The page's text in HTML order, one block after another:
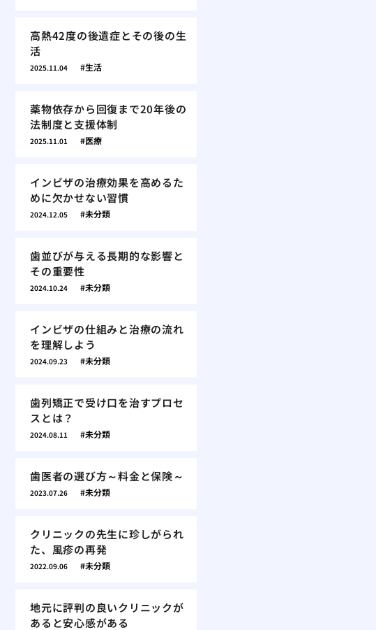
高熱42度の後遺症とその後の生
活
2025.11.04 生活
薬物依存から回復まで20年後の
法制度と支援体制
2025.11.01 医療
インビザの治療効果を高めるた
めに欠かせない習慣
2024.12.05 未分類
歯並びが与える長期的な影響と
その重要性
2024.10.24 未分類
インビザの仕組みと治療の流れ
を理解しよう
2024.09.23 未分類
歯列矯正で受け口を治すプロセ
スとは？
2024.08.11 未分類
歯医者の選び方～料金と保険～
2023.07.26 未分類
クリニックの先生に珍しがられ
た、風疹の再発
2022.09.06 未分類
地元に評判の良いクリニックが
あると安心感がある